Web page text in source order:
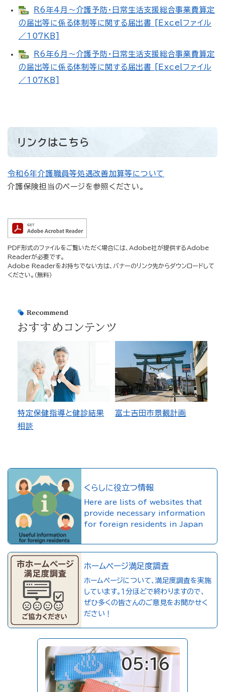
R6年4月～介護予防・日常生活支援総合事業費算定
の届出等に係る体制等に関する届出書 [Excelファイル
／107KB]
R6年6月～介護予防・日常生活支援総合事業費算定
の届出等に係る体制等に関する届出書 [Excelファイル
／107KB]
リンクはこちら
令和6年介護職員等処遇改善加算等について
介護保険担当のページを参照ください。
PDF形式のファイルをご覧いただく場合には、Adobe社が提供するAdobe
Readerが必要です。
Adobe Readerをお持ちでない方は、バナーのリンク先からダウンロードして
ください。（無料）
おすすめコンテンツ
特定保健指導と健診結果
相談
富士吉田市景観計画
くらしに役立つ情報
Here are lists of websites that
provide necessary information
for foreign residents in Japan
ホームページ満足度調査
ホームページについて、満足度調査を実施
しています。１分ほどで終わりますので、
ぜひ多くの皆さんのご意見をお聞かせく
ださい！
05:16